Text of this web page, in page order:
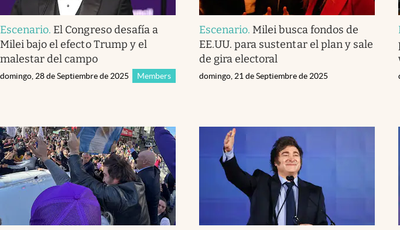
Escenario. El Congreso desafía a
Milei bajo el efecto Trump y el
malestar del campo
Members
domingo, 28 de Septiembre de 2025
Escenario. Milei busca fondos de
EE.UU. para sustentar el plan y sale
de gira electoral
domingo, 21 de Septiembre de 2025